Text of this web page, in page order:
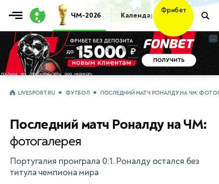
ЧМ-2026 Календарь Таблица
Получить
...
...
LIVESPORT.RU ФУТБОЛ ПОСЛЕДНИЙ МАТЧ РОНАЛДУ НА ЧМ:
Последний матч Роналду на ЧМ:
фотогалерея
Португалия проиграла 0:1. Роналду остался без
титула чемпиона мира